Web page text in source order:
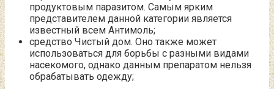
продуктовым паразитом. Самым ярким
представителем данной категории является
известный всем Антимоль;
средство Чистый дом. Оно также может
использоваться для борьбы с разными видами
насекомого, однако данным препаратом нельзя
обрабатывать одежду;